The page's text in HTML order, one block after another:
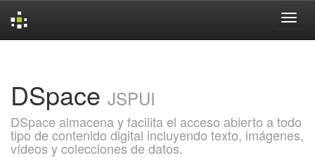
DSpace JSPUI
DSpace almacena y facilita el acceso abierto a todo
tipo de contenido digital incluyendo texto, imágenes,
vídeos y colecciones de datos.